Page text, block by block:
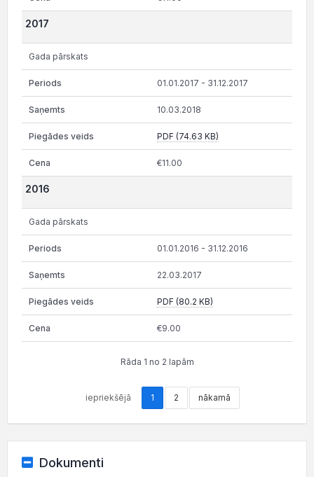
2017
Gada pārskats
01.01.2017 - 31.12.2017
10.03.2018
PDF (74.63 KB)
€11.00
2016
Gada pārskats
01.01.2016 - 31.12.2016
22.03.2017
PDF (80.2 KB)
€9.00
Rāda 1 no 2 lapām
iepriekšējā 1 2 nākamā
Dokumenti